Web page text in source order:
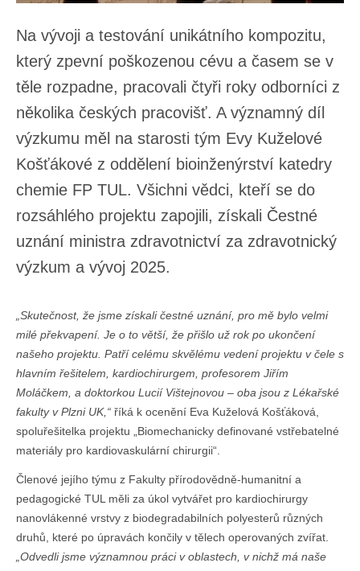
Na vývoji a testování unikátního kompozitu,
který zpevní poškozenou cévu a časem se v
těle rozpadne, pracovali čtyři roky odborníci z
několika českých pracovišť. A významný díl
výzkumu měl na starosti tým Evy Kuželové
Košťákové z oddělení bioinženýrství katedry
chemie FP TUL. Všichni vědci, kteří se do
rozsáhlého projektu zapojili, získali Čestné
uznání ministra zdravotnictví za zdravotnický
výzkum a vývoj 2025.
„Skutečnost, že jsme získali čestné uznání, pro mě bylo velmi
milé překvapení. Je o to větší, že přišlo už rok po ukončení
našeho projektu. Patří celému skvělému vedení projektu v čele s
hlavním řešitelem, kardiochirurgem, profesorem Jiřím
Moláčkem, a doktorkou Lucií Vištejnovou – oba jsou z Lékařské
fakulty v Plzni UK,“ říká k ocenění Eva Kuželová Košťáková,
spoluřešitelka projektu „Biomechanicky definované vstřebatelné
materiály pro kardiovaskulární chirurgii“.
Členové jejího týmu z Fakulty přírodovědně-humanitní a
pedagogické TUL měli za úkol vytvářet pro kardiochirurgy
nanovlákenné vrstvy z biodegradabilních polyesterů různých
druhů, které po úpravách končily v tělech operovaných zvířat.
„Odvedli jsme významnou práci v oblastech, v nichž má naše